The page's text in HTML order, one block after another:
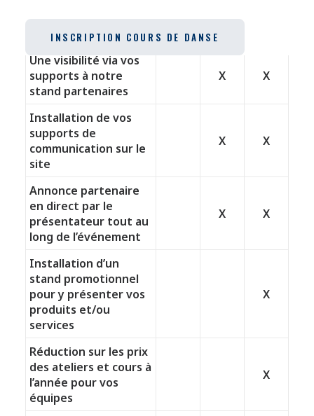
INSCRIPTION COURS DE DANSE
Logo sur les vidéos X
Une visibilité via vos
supports à notre
stand partenaires
X X
Installation de vos
supports de
communication sur le
site
X X
Annonce partenaire
en direct par le
présentateur tout au
long de l’événement
X X
Installation d’un
stand promotionnel
pour y présenter vos
produits et/ou
services
X
Réduction sur les prix
des ateliers et cours à
l’année pour vos
équipes
X